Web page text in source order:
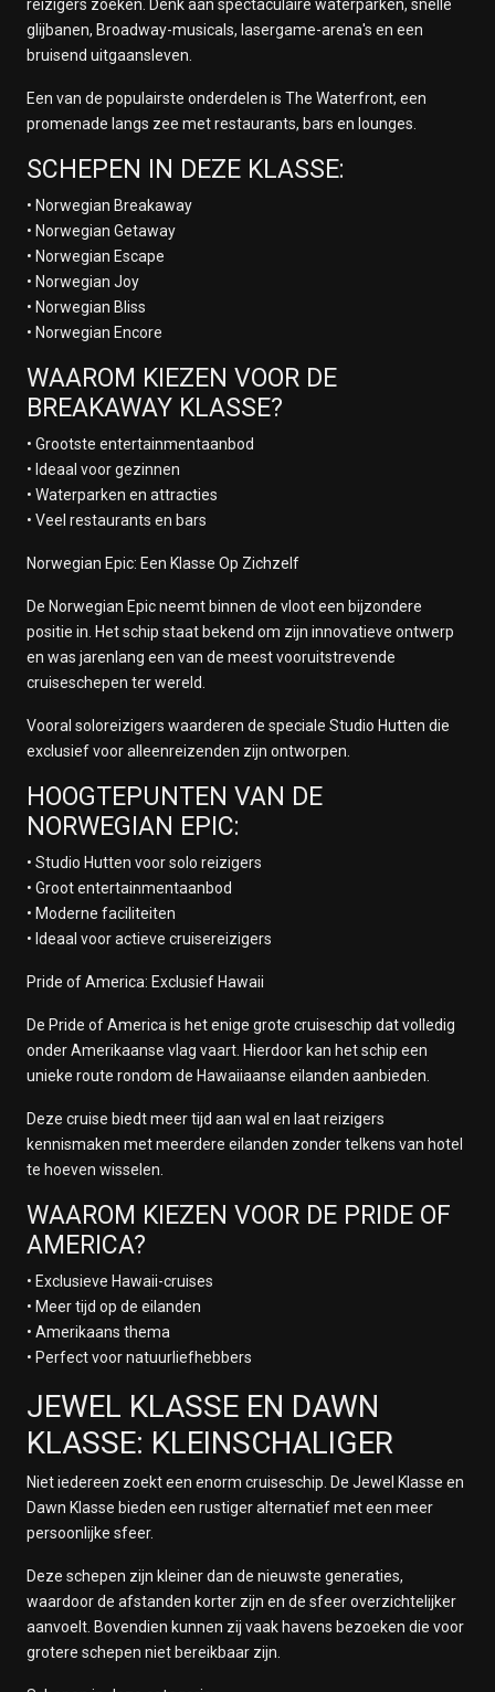
reizigers zoeken. Denk aan spectaculaire waterparken, snelle
glijbanen, Broadway-musicals, lasergame-arena's en een
bruisend uitgaansleven.
Een van de populairste onderdelen is The Waterfront, een
promenade langs zee met restaurants, bars en lounges.
SCHEPEN IN DEZE KLASSE:
• Norwegian Breakaway
• Norwegian Getaway
• Norwegian Escape
• Norwegian Joy
• Norwegian Bliss
• Norwegian Encore
WAAROM KIEZEN VOOR DE
BREAKAWAY KLASSE?
• Grootste entertainmentaanbod
• Ideaal voor gezinnen
• Waterparken en attracties
• Veel restaurants en bars
Norwegian Epic: Een Klasse Op Zichzelf
De Norwegian Epic neemt binnen de vloot een bijzondere
positie in. Het schip staat bekend om zijn innovatieve ontwerp
en was jarenlang een van de meest vooruitstrevende
cruiseschepen ter wereld.
Vooral soloreizigers waarderen de speciale Studio Hutten die
exclusief voor alleenreizenden zijn ontworpen.
HOOGTEPUNTEN VAN DE
NORWEGIAN EPIC:
• Studio Hutten voor solo reizigers
• Groot entertainmentaanbod
• Moderne faciliteiten
• Ideaal voor actieve cruisereizigers
Pride of America: Exclusief Hawaii
De Pride of America is het enige grote cruiseschip dat volledig
onder Amerikaanse vlag vaart. Hierdoor kan het schip een
unieke route rondom de Hawaiiaanse eilanden aanbieden.
Deze cruise biedt meer tijd aan wal en laat reizigers
kennismaken met meerdere eilanden zonder telkens van hotel
te hoeven wisselen.
WAAROM KIEZEN VOOR DE PRIDE OF
AMERICA?
• Exclusieve Hawaii-cruises
• Meer tijd op de eilanden
• Amerikaans thema
• Perfect voor natuurliefhebbers
JEWEL KLASSE EN DAWN
KLASSE: KLEINSCHALIGER
Niet iedereen zoekt een enorm cruiseschip. De Jewel Klasse en
Dawn Klasse bieden een rustiger alternatief met een meer
persoonlijke sfeer.
Deze schepen zijn kleiner dan de nieuwste generaties,
waardoor de afstanden korter zijn en de sfeer overzichtelijker
aanvoelt. Bovendien kunnen zij vaak havens bezoeken die voor
grotere schepen niet bereikbaar zijn.